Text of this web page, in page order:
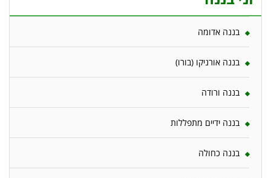
בננה אדומה
בננה אורניקו (בורו)
בננה ורודה
בננה ידיים מתפללות
בננה כחולה